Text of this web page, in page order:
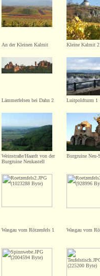
An der Kleinen Kalmit Kleine Kalmit 2
Lämmerfelsen bei Dahn 2 Luitpoldturm 1
Weinstraße/Haardt von der
Burgruine Neukastell
Burgruine Neu-
Wasgau vom Rötzenfels 1 Wasgau vom